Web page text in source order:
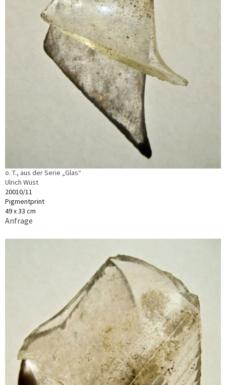
o. T., aus der Serie „Glas“
Ulrich Wüst
20010/11
Pigmentprint
49 x 33 cm
Anfrage